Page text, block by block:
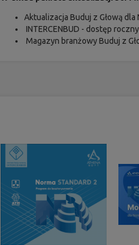
Aktualizacja Buduj z Głową
INTERCENBUD - dostęp
Magazyn branżowy Buduj z